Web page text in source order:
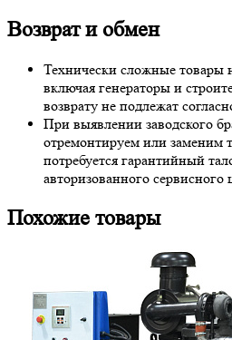
Возврат и обмен
Технически сложные товары
включая генераторы и
возврату не подлежат
При выявлении заводского
отремонтируем или заменим
потребуется гарантийный
авторизованного сервисного
Похожие товары